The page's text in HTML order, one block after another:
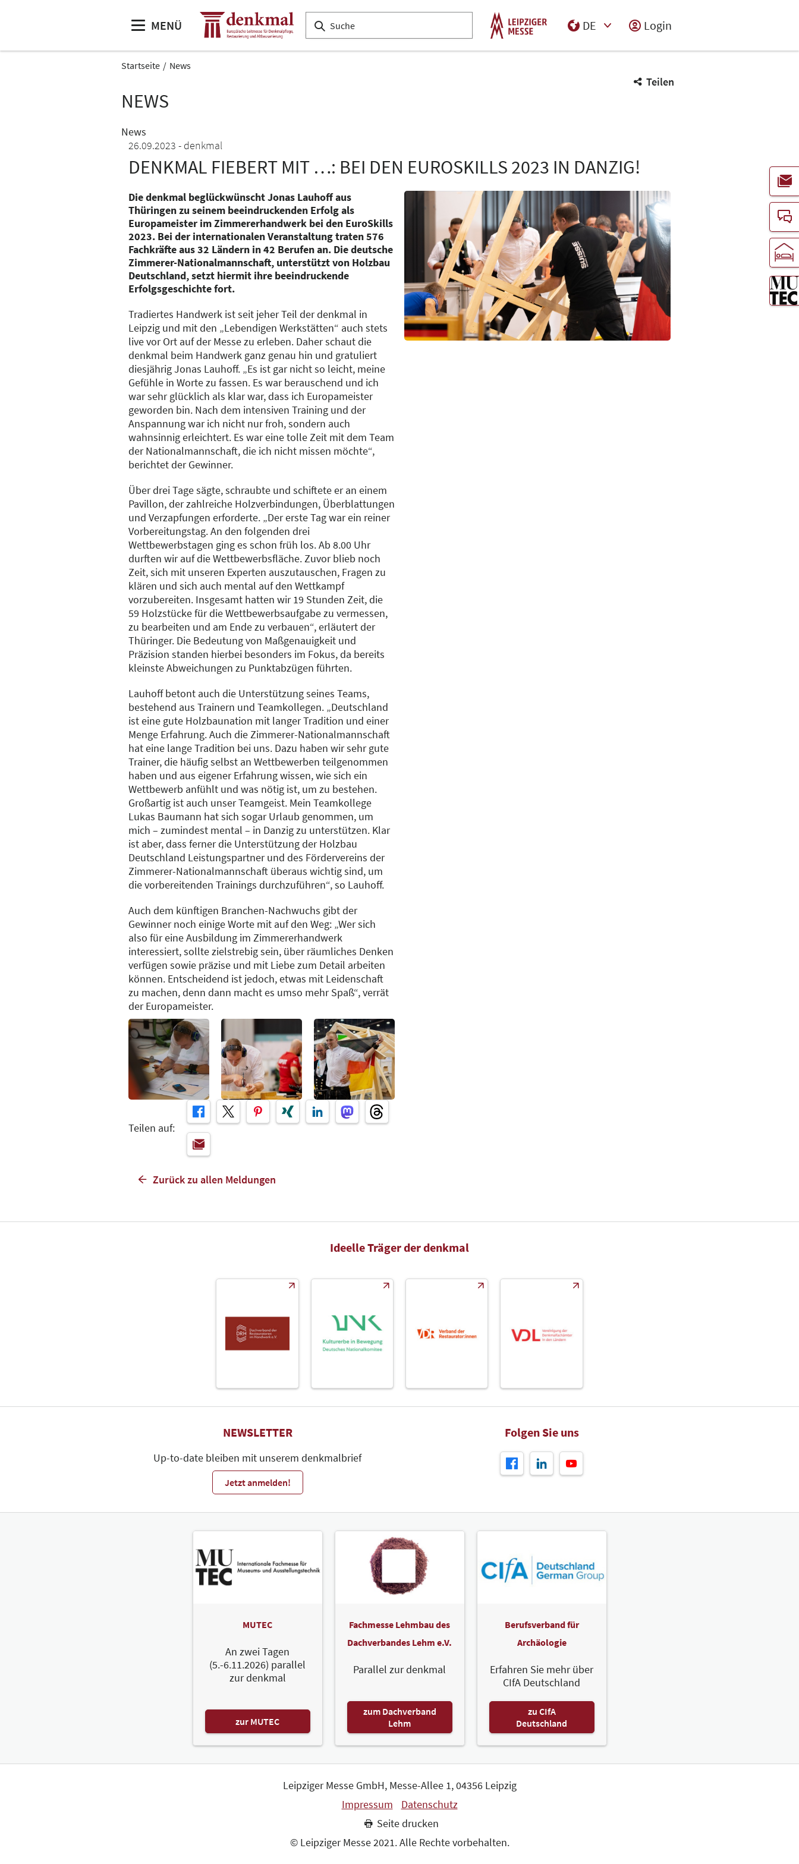
MENÜ
DE
Login
Startseite News
Teilen
NEWS
News
26.09.2023
denkmal
DENKMAL FIEBERT MIT …: BEI DEN EUROSKILLS 2023 IN DANZIG!
Die denkmal beglückwünscht Jonas Lauhoff aus
Thüringen zu seinem beeindruckenden Erfolg als
Europameister im Zimmererhandwerk bei den EuroSkills
2023. Bei der internationalen Veranstaltung traten 576
Fachkräfte aus 32 Ländern in 42 Berufen an. Die deutsche
Zimmerer-Nationalmannschaft, unterstützt von Holzbau
Deutschland, setzt hiermit ihre beeindruckende
Erfolgsgeschichte fort.
Tradiertes Handwerk ist seit jeher Teil der denkmal in
Leipzig und mit den „Lebendigen Werkstätten“ auch stets
live vor Ort auf der Messe zu erleben. Daher schaut die
denkmal beim Handwerk ganz genau hin und gratuliert
diesjährig Jonas Lauhoff. „Es ist gar nicht so leicht, meine
Gefühle in Worte zu fassen. Es war berauschend und ich
war sehr glücklich als klar war, dass ich Europameister
geworden bin. Nach dem intensiven Training und der
Anspannung war ich nicht nur froh, sondern auch
wahnsinnig erleichtert. Es war eine tolle Zeit mit dem Team
der Nationalmannschaft, die ich nicht missen möchte“,
berichtet der Gewinner.
Über drei Tage sägte, schraubte und schiftete er an einem
Pavillon, der zahlreiche Holzverbindungen, Überblattungen
und Verzapfungen erforderte. „Der erste Tag war ein reiner
Vorbereitungstag. An den folgenden drei
Wettbewerbstagen ging es schon früh los. Ab 8.00 Uhr
durften wir auf die Wettbewerbsfläche. Zuvor blieb noch
Zeit, sich mit unseren Experten auszutauschen, Fragen zu
klären und sich auch mental auf den Wettkampf
vorzubereiten. Insgesamt hatten wir 19 Stunden Zeit, die
59 Holzstücke für die Wettbewerbsaufgabe zu vermessen,
zu bearbeiten und am Ende zu verbauen“, erläutert der
Thüringer. Die Bedeutung von Maßgenauigkeit und
Präzision standen hierbei besonders im Fokus, da bereits
kleinste Abweichungen zu Punktabzügen führten.
Lauhoff betont auch die Unterstützung seines Teams,
bestehend aus Trainern und Teamkollegen. „Deutschland
ist eine gute Holzbaunation mit langer Tradition und einer
Menge Erfahrung. Auch die Zimmerer-Nationalmannschaft
hat eine lange Tradition bei uns. Dazu haben wir sehr gute
Trainer, die häufig selbst an Wettbewerben teilgenommen
haben und aus eigener Erfahrung wissen, wie sich ein
Wettbewerb anfühlt und was nötig ist, um zu bestehen.
Großartig ist auch unser Teamgeist. Mein Teamkollege
Lukas Baumann hat sich sogar Urlaub genommen, um
mich – zumindest mental – in Danzig zu unterstützen. Klar
ist aber, dass ferner die Unterstützung der Holzbau
Deutschland Leistungspartner und des Fördervereins der
Zimmerer-Nationalmannschaft überaus wichtig sind, um
die vorbereitenden Trainings durchzuführen“, so Lauhoff.
Auch dem künftigen Branchen-Nachwuchs gibt der
Gewinner noch einige Worte mit auf den Weg: „Wer sich
also für eine Ausbildung im Zimmererhandwerk
interessiert, sollte zielstrebig sein, über räumliches Denken
verfügen sowie präzise und mit Liebe zum Detail arbeiten
können. Entscheidend ist jedoch, etwas mit Leidenschaft
zu machen, denn dann macht es umso mehr Spaß“, verrät
der Europameister.
Teilen auf:
Zurück zu allen Meldungen
Ideelle Träger der denkmal
NEWSLETTER
Up-to-date bleiben mit unserem denkmalbrief
Jetzt anmelden!
Folgen Sie uns
MUTEC
An zwei Tagen
(5.-6.11.2026) parallel
zur denkmal
zur MUTEC
Fachmesse Lehmbau des
Dachverbandes Lehm e.V.
Parallel zur denkmal
zum Dachverband
Lehm
Berufsverband für
Archäologie
Erfahren Sie mehr über
CIfA Deutschland
zu CIfA
Deutschland
Leipziger Messe GmbH, Messe-Allee 1, 04356 Leipzig
Impressum
Datenschutz
Seite drucken
© Leipziger Messe 2021. Alle Rechte vorbehalten.